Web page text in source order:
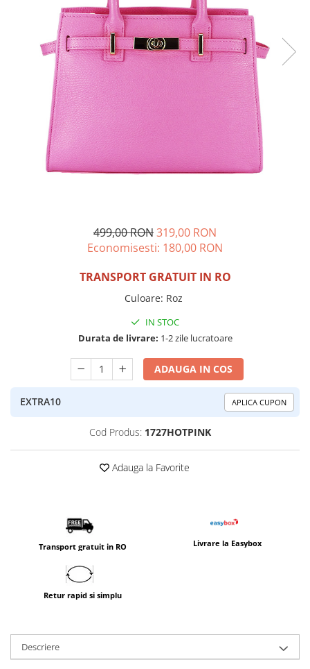
Incaltamine primavara-vara piele
Imbracaminte
Camasi si topuri
Blugi si pantaloni
Pulovere si cardigane
Salopete
Incaltaminte toamna-iarna piele
499,00 RON319,00 RON
Economisesti: 180,00 RON
TRANSPORT GRATUIT IN RO
Culoare: Roz
IN STOC
Durata de livrare: 1-2 zile lucratoare
ADAUGA IN COS
EXTRA10 APLICA CUPON
Cod Produs: 1727HOTPINK
Adauga la Favorite
Transport gratuit in RO Livrare la Easybox
Retur rapid si simplu
Descriere